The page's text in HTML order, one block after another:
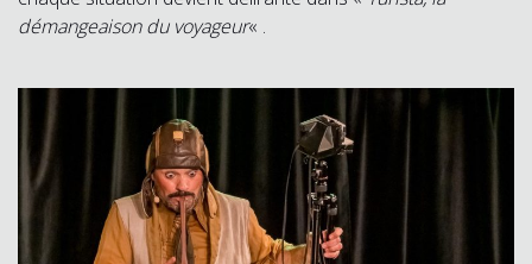
démangeaison du voyageur« .